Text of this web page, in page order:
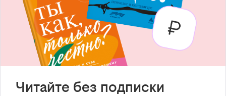
Читайте без подписки